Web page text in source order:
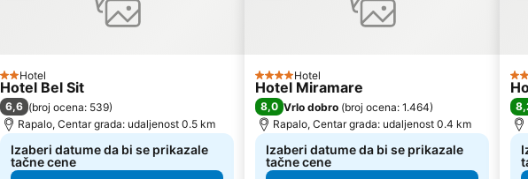
2 Zvezdice
Hotel
Hotel Bel Sit
6,6 (broj ocena: 539)
Rapalo, Centar grada: udaljenost 0.5 km
Izaberi datume da bi se prikazale
tačne cene
4 Zvezdice
Hotel
Hotel Miramare
8,0 Vrlo dobro (broj ocena: 1.464)
Rapalo, Centar grada: udaljenost 0.4 km
Izaberi datume da bi se prikazale
tačne cene
2